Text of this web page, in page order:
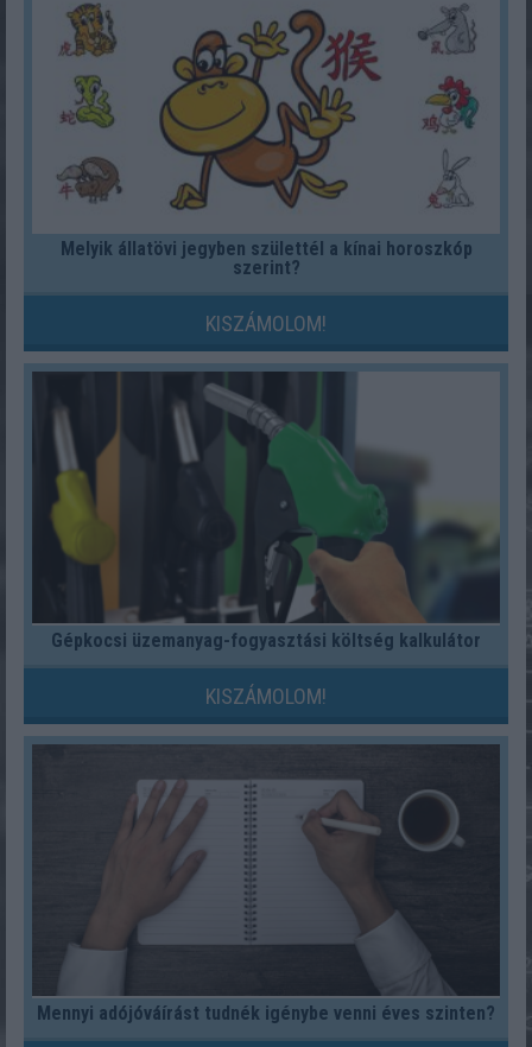
Melyik állatövi jegyben születtél a kínai horoszkóp
szerint?
KISZÁMOLOM!
Gépkocsi üzemanyag-fogyasztási költség kalkulátor
KISZÁMOLOM!
Mennyi adójóváírást tudnék igénybe venni éves szinten?